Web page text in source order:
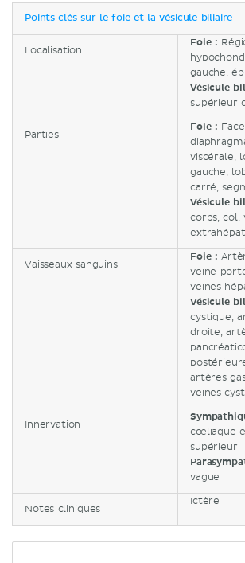
Points clés sur le foie et la vésicule biliaire
Localisation
Foie :
gauche,
Vésicule
supérieur
Parties
Foie : Face
viscérale,
gauche,
carré,
Vésicule
corps, col,
Vaisseaux sanguins
Foie :
veine
veines
Vésicule
cystique,
droite,
artères
veines
Innervation
cœliaque
supérieur
vague
Notes cliniques
Ictère